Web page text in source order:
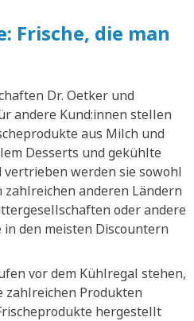
Frische, die man
Dr. Oetker und
andere Kund:innen stellen
aus Milch und
Desserts und gekühlte
werden sie sowohl
zahlreichen anderen Ländern
oder andere
den meisten Discountern
vor dem Kühlregal stehen,
zahlreichen Produkten
hergestellt